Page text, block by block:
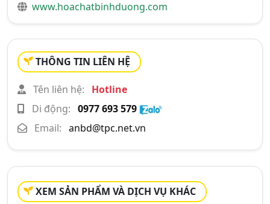
www.hoachatbinhduong.com
THÔNG TIN LIÊN HỆ
Tên liên hệ:
Hotline
Di động: 0977 693 579
Email: anbd@tpc.net.vn
XEM SẢN PHẨM VÀ DỊCH VỤ KHÁC